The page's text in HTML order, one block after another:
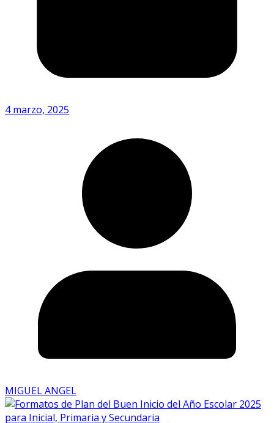
4 marzo, 2025
MIGUEL ANGEL